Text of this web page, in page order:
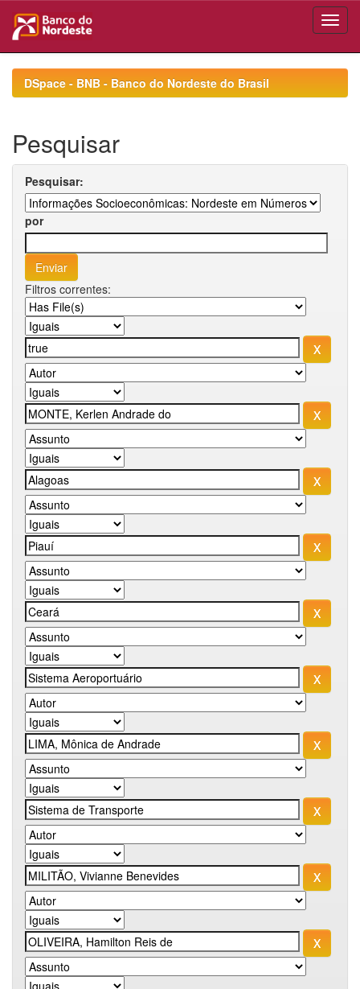
navigationDSpace - BNB - Banco do Nordeste do Brasil
Pesquisar
Pesquisar:
por
Filtros correntes: